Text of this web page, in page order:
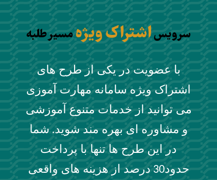
سرویساشتراک ویژهمسیر طلبه
با عضویت در یکی از طرح های
اشتراک ویژه سامانه مهارت آموزی
می توانید از خدمات متنوع آموزشی
و مشاوره ای بهره مند شوید.شما
در این طرح ها تنها با پرداخت
حدود30 درصد از هزینه های واقعی